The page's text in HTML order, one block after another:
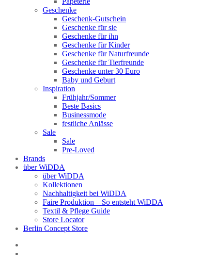
Geschenke
Geschenk-Gutschein
Geschenke für sie
Geschenke für ihn
Geschenke für Kinder
Geschenke für Naturfreunde
Geschenke für Tierfreunde
Geschenke unter 30 Euro
Baby und Geburt
Inspiration
Frühjahr/Sommer
Beste Basics
Businessmode
festliche Anlässe
Sale
Sale
Pre-Loved
Brands
über WiDDA
über WiDDA
Kollektionen
Nachhaltigkeit bei WiDDA
Faire Produktion – So entsteht WiDDA
Textil & Pflege Guide
Store Locator
Berlin Concept Store